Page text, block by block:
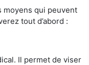
moyens qui peuvent
tout d’abord :
Il permet de viser